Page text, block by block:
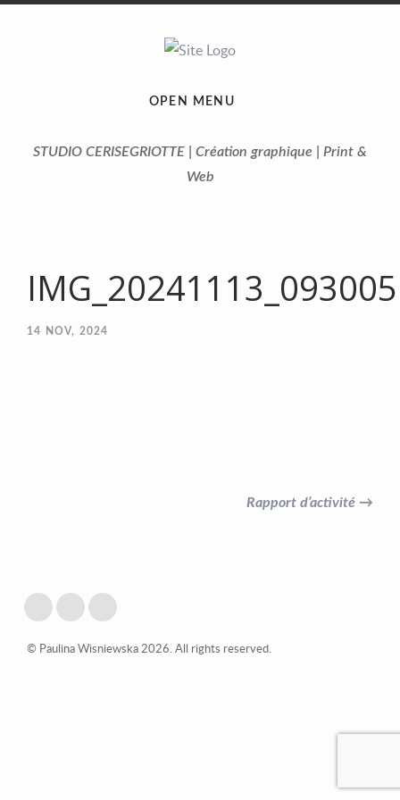
OPEN MENU
STUDIO CERISEGRIOTTE | Création graphique | Print &
Web
IMG_20241113_093005
14 NOV, 2024
Rapport d’activité →
© Paulina Wisniewska 2026. All rights reserved.